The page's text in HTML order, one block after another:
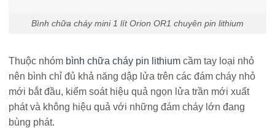
Bình chữa cháy mini 1 lít Orion OR1 chuyên pin lithium
Thuộc nhóm bình chữa cháy pin lithium cầm tay loại nhỏ
nên bình chỉ đủ khả năng dập lửa trên các đám cháy nhỏ
mới bắt đầu, kiểm soát hiệu quả ngọn lửa trần mới xuất
phát và không hiệu quả với những đám cháy lớn đang
bùng phát.